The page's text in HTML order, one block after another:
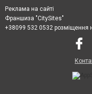
Реклама на сайті
Франшиза "CitySites"
+38099 532 0532 розміщення